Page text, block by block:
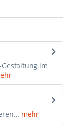
im
mehr